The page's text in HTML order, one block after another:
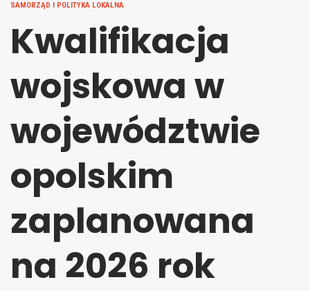
SAMORZĄD I POLITYKA LOKALNA
Kwalifikacja
wojskowa w
województwie
opolskim
zaplanowana
na 2026 rok